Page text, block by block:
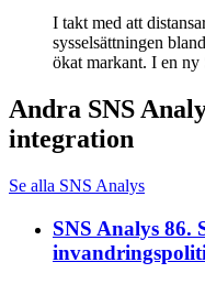
I takt med att
sysselsättningen
ökat markant. I en ny
Andra SNS
integration
Se alla SNS Analys
SNS Analys 86.